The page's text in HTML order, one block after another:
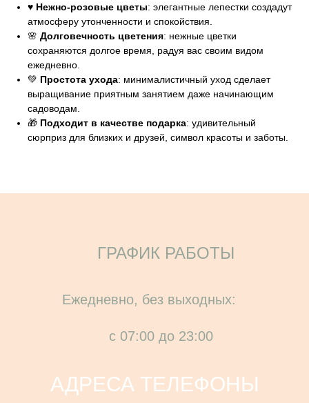
♥️ Нежно-розовые цветы: элегантные лепестки создадут
атмосферу утонченности и спокойствия.
🌸 Долговечность цветения: нежные цветки
сохраняются долгое время, радуя вас своим видом
ежедневно.
💚 Простота ухода: минималистичный уход сделает
выращивание приятным занятием даже начинающим
садоводам.
🎁 Подходит в качестве подарка: удивительный
сюрприз для близких и друзей, символ красоты и заботы.
АДРЕСА ТЕЛЕФОНЫ
с 07:00 до 23:00
ГРАФИК РАБОТЫ
Ежедневно, без выходных: